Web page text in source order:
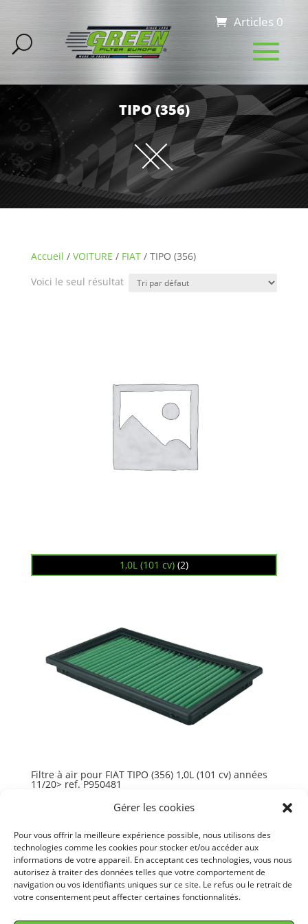
Gérer les cookies
Pour vous offrir la meilleure expérience possible, nous utilisons des
technologies comme les cookies pour stocker et/ou accéder aux
informations de votre appareil. En acceptant ces technologies, vous nous
autorisez à traiter des données telles que votre comportement de
navigation ou vos identifiants uniques sur ce site. Le refus ou le retrait de
votre consentement peut affecter certaines fonctionnalités.
Articles 0
TIPO (356)
Accueil / VOITURE / FIAT/ TIPO (356)
Voici le seul résultat
1,0L (101 cv) (2)
Filtre à air pour FIAT TIPO (356) 1,0L (101 cv) années
11/20> ref. P950481
Ajouter au panier